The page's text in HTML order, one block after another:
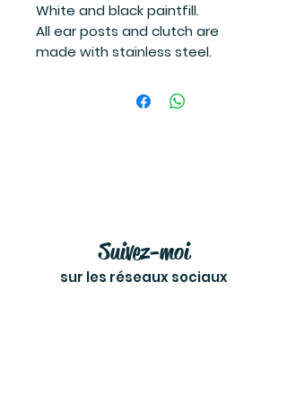
White and black paintfill.
All ear posts and clutch are
made with stainless steel.
Suivez-moi
sur les réseaux sociaux